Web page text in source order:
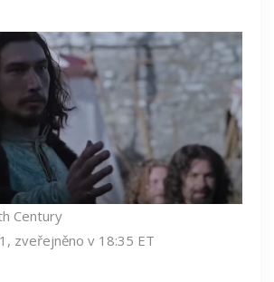
Century
zveřejněno v 18:35 ET